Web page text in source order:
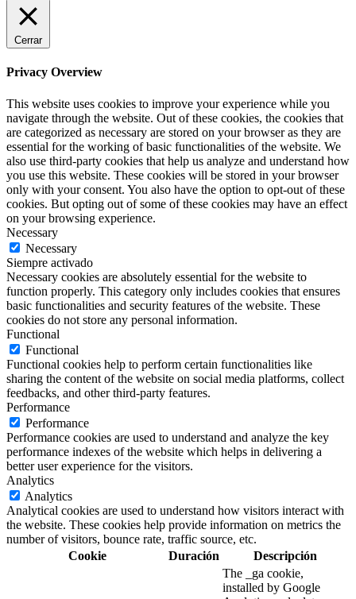
Cerrar
Privacy Overview
This website uses cookies to improve your experience while you
navigate through the website. Out of these cookies, the cookies that
are categorized as necessary are stored on your browser as they are
essential for the working of basic functionalities of the website. We
also use third-party cookies that help us analyze and understand how
you use this website. These cookies will be stored in your browser
only with your consent. You also have the option to opt-out of these
cookies. But opting out of some of these cookies may have an effect
on your browsing experience.
Necessary
Necessary
Siempre activado
Necessary cookies are absolutely essential for the website to
function properly. This category only includes cookies that ensures
basic functionalities and security features of the website. These
cookies do not store any personal information.
Functional
Functional
Functional cookies help to perform certain functionalities like
sharing the content of the website on social media platforms, collect
feedbacks, and other third-party features.
Performance
Performance
Performance cookies are used to understand and analyze the key
performance indexes of the website which helps in delivering a
better user experience for the visitors.
Analytics
Analytics
Analytical cookies are used to understand how visitors interact with
the website. These cookies help provide information on metrics the
number of visitors, bounce rate, traffic source, etc.
Cookie
Duración Descripción
The _ga cookie,
installed by Google